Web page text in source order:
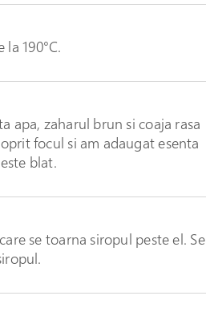
190°C.
apa, zaharul brun si coaja rasa
focul si am adaugat esenta
blat.
se toarna siropul peste el. Se